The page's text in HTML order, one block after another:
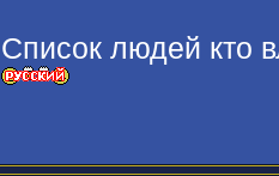
Список людей кто